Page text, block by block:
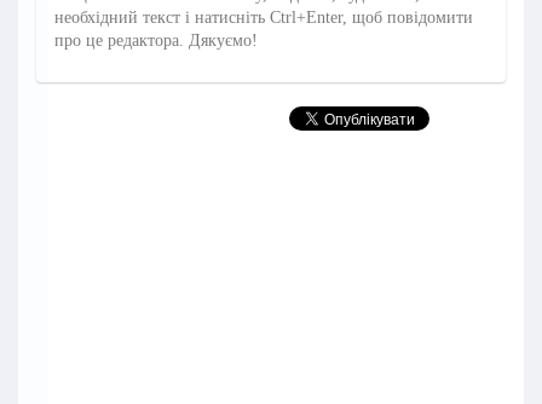
необхідний текст і натисніть Ctrl+Enter, щоб повідомити
про це редактора. Дякуємо!